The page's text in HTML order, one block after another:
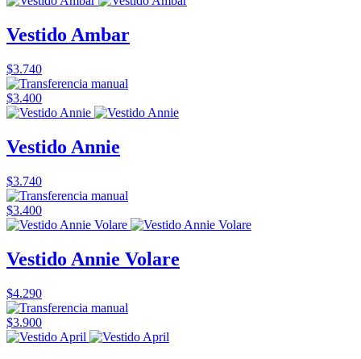
Vestido Ambar
$3.740
$3.400
Vestido Annie
$3.740
$3.400
Vestido Annie Volare
$4.290
$3.900